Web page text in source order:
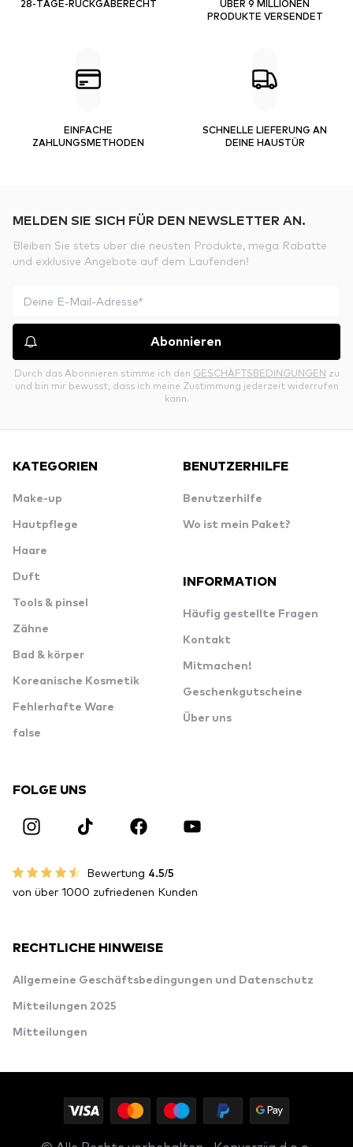
28-TAGE-RÜCKGABERECHT
ÜBER 9 MILLIONEN
PRODUKTE VERSENDET
EINFACHE
ZAHLUNGSMETHODEN
SCHNELLE LIEFERUNG AN
DEINE HAUSTÜR
MELDEN SIE SICH FÜR DEN NEWSLETTER AN.
Bleiben Sie stets über die neusten Produkte, mega Rabatte
und exklusive Angebote auf dem Laufenden!
Abonnieren
Durch das Abonnieren stimme ich den GESCHÄFTSBEDINGUNGEN zu
und bin mir bewusst, dass ich meine Zustimmung jederzeit widerrufen
kann.
KATEGORIEN
Make-up
Hautpflege
Haare
Duft
Tools & pinsel
Zähne
Bad & körper
Koreanische Kosmetik
Fehlerhafte Ware
false
BENUTZERHILFE
Benutzerhilfe
Wo ist mein Paket?
INFORMATION
Häufig gestellte Fragen
Kontakt
Mitmachen!
Geschenkgutscheine
Über uns
FOLGE UNS
Bewertung 4.5/5
von über 1000 zufriedenen Kunden
RECHTLICHE HINWEISE
Allgemeine Geschäftsbedingungen und Datenschutz
Mitteilungen 2025
Mitteilungen